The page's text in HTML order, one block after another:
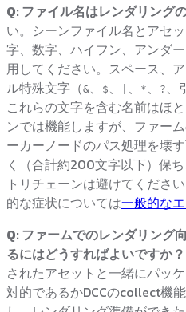
Q: ファイル名はレンダリング
い。シーンファイル名とアセ
字、数字、ハイフン、アンダ
用してください。スペース、
ル特殊文字（&、 $ 、 、 * 、 ? 、
これらの文字を含む名前はほ
ンでは機能しますが、ファー
ーカーノードのパス処理を壊
く（合計約200文字以下）保
トリチェーンは避けてくださ
的な症状については一般的な
Q: ファームでのレンダリング
るにはどうすればよいですか？
されたアセットと一緒にパッ
対的であるかDCCのcollect機